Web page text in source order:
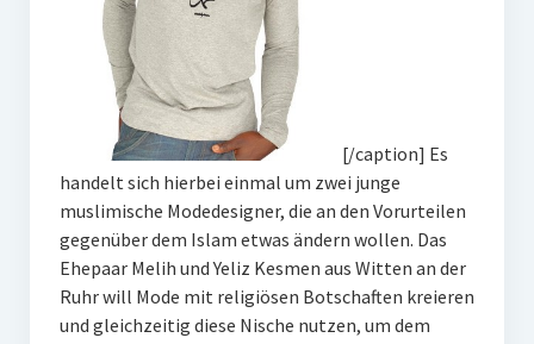
[/caption] Es
handelt sich hierbei einmal um zwei junge
muslimische Modedesigner, die an den Vorurteilen
gegenüber dem Islam etwas ändern wollen. Das
Ehepaar Melih und Yeliz Kesmen aus Witten an der
Ruhr will Mode mit religiösen Botschaften kreieren
und gleichzeitig diese Nische nutzen, um dem